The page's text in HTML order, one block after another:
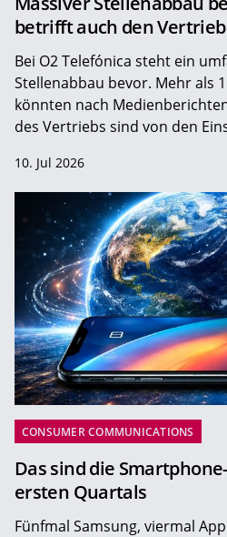
betrifft auch den Vertrieb
Bei O2 Telefónica steht ein
Stellenabbau bevor. Mehr als
könnten nach
des Vertriebs sind von den
10. Jul 2026
CONSUMER COMMUNICATIONS
Das sind die
ersten Quartals
Fünfmal Samsung, viermal